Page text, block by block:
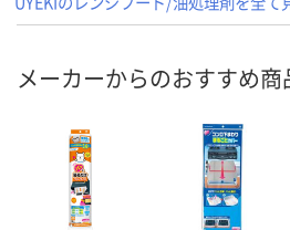
メーカーからのおすすめ商